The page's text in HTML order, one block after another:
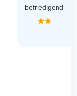
befriedigend
★★